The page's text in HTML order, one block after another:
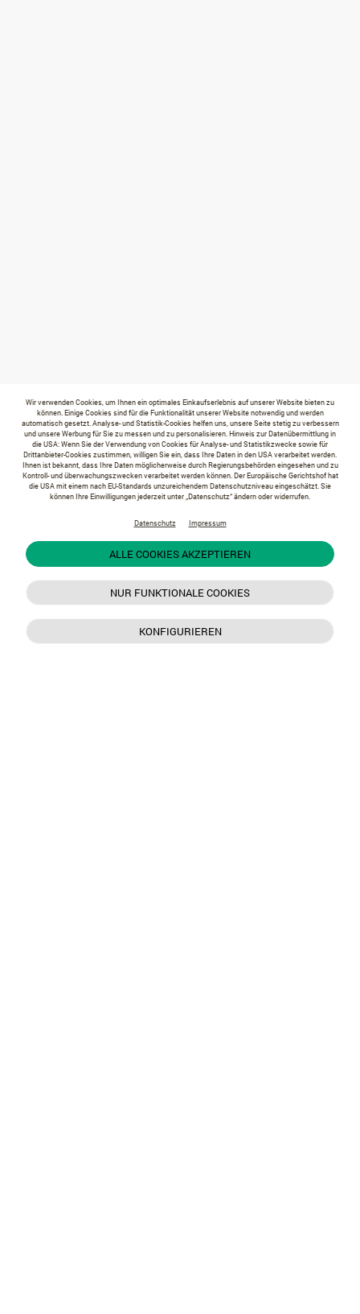
Wir verwenden Cookies, um Ihnen ein optimales Einkaufserlebnis auf unserer Website bieten zu
können. Einige Cookies sind für die Funktionalität unserer Website notwendig und werden
automatisch gesetzt. Analyse- und Statistik-Cookies helfen uns, unsere Seite stetig zu verbessern
und unsere Werbung für Sie zu messen und zu personalisieren. Hinweis zur Datenübermittlung in
die USA: Wenn Sie der Verwendung von Cookies für Analyse- und Statistikzwecke sowie für
Drittanbieter-Cookies zustimmen, willigen Sie ein, dass Ihre Daten in den USA verarbeitet werden.
Ihnen ist bekannt, dass Ihre Daten möglicherweise durch Regierungsbehörden eingesehen und zu
Kontroll- und überwachungszwecken verarbeitet werden können. Der Europäische Gerichtshof hat
die USA mit einem nach EU-Standards unzureichendem Datenschutzniveau eingeschätzt. Sie
können Ihre Einwilligungen jederzeit unter „Datenschutz“ ändern oder widerrufen.
Datenschutz Impressum
ALLE COOKIES AKZEPTIEREN
NUR FUNKTIONALE COOKIES
KONFIGURIEREN